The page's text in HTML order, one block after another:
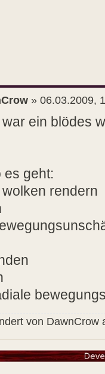
» 06.03.2009,
ein blödes
es geht:
rendern
von DawnCrow